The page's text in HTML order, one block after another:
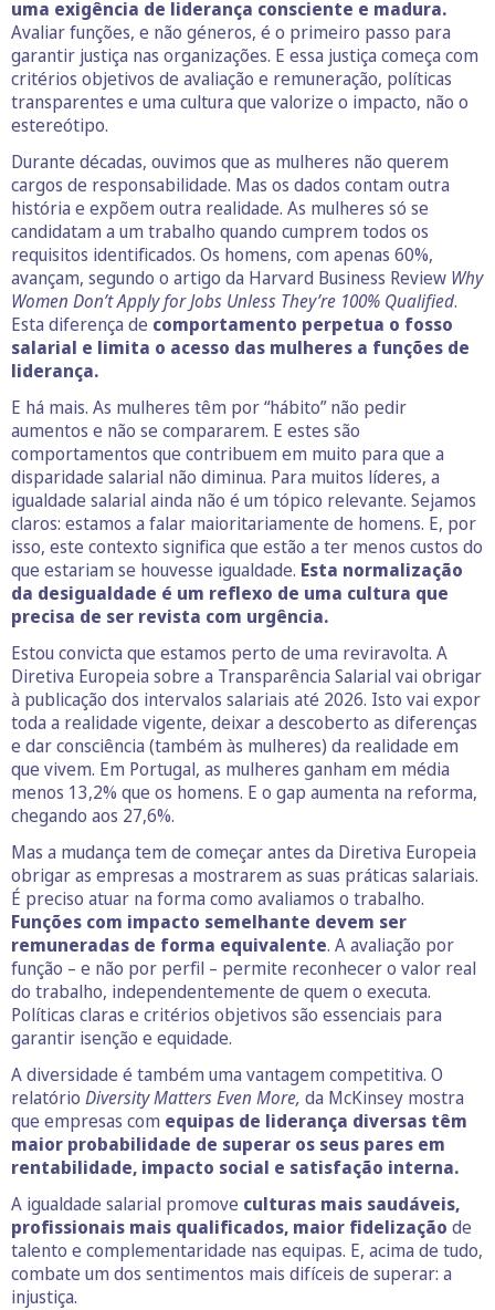
uma exigência de liderança consciente e madura.
Avaliar funções, e não géneros, é o primeiro passo para
garantir justiça nas organizações. E essa justiça começa com
critérios objetivos de avaliação e remuneração, políticas
transparentes e uma cultura que valorize o impacto, não o
estereótipo.
Durante décadas, ouvimos que as mulheres não querem
cargos de responsabilidade. Mas os dados contam outra
história e expõem outra realidade. As mulheres só se
candidatam a um trabalho quando cumprem todos os
requisitos identificados. Os homens, com apenas 60%,
avançam, segundo o artigo da Harvard Business Review Why
Women Don’t Apply for Jobs Unless They’re 100% Qualified.
Esta diferença de comportamento perpetua o fosso
salarial e limita o acesso das mulheres a funções de
liderança.
E há mais. As mulheres têm por “hábito” não pedir
aumentos e não se compararem. E estes são
comportamentos que contribuem em muito para que a
disparidade salarial não diminua. Para muitos líderes, a
igualdade salarial ainda não é um tópico relevante. Sejamos
claros: estamos a falar maioritariamente de homens. E, por
isso, este contexto significa que estão a ter menos custos do
que estariam se houvesse igualdade. Esta normalização
da desigualdade é um reflexo de uma cultura que
precisa de ser revista com urgência.
Estou convicta que estamos perto de uma reviravolta. A
Diretiva Europeia sobre a Transparência Salarial vai obrigar
à publicação dos intervalos salariais até 2026. Isto vai expor
toda a realidade vigente, deixar a descoberto as diferenças
e dar consciência (também às mulheres) da realidade em
que vivem. Em Portugal, as mulheres ganham em média
menos 13,2% que os homens. E o gap aumenta na reforma,
chegando aos 27,6%.
Mas a mudança tem de começar antes da Diretiva Europeia
obrigar as empresas a mostrarem as suas práticas salariais.
É preciso atuar na forma como avaliamos o trabalho.
Funções com impacto semelhante devem ser
remuneradas de forma equivalente. A avaliação por
função – e não por perfil – permite reconhecer o valor real
do trabalho, independentemente de quem o executa.
Políticas claras e critérios objetivos são essenciais para
garantir isenção e equidade.
A diversidade é também uma vantagem competitiva. O
relatório Diversity Matters Even More, da McKinsey mostra
que empresas com equipas de liderança diversas têm
maior probabilidade de superar os seus pares em
rentabilidade, impacto social e satisfação interna.
A igualdade salarial promove culturas mais saudáveis,
profissionais mais qualificados, maior fidelização de
talento e complementaridade nas equipas. E, acima de tudo,
combate um dos sentimentos mais difíceis de superar: a
injustiça.